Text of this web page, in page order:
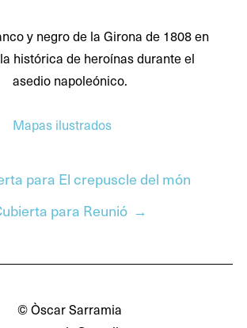
y negro de la Girona de 1808 en
histórica de heroínas durante el
asedio napoleónico.
Mapas ilustrados
para El crepuscle del món
para Reunió
© Òscar Sarramia